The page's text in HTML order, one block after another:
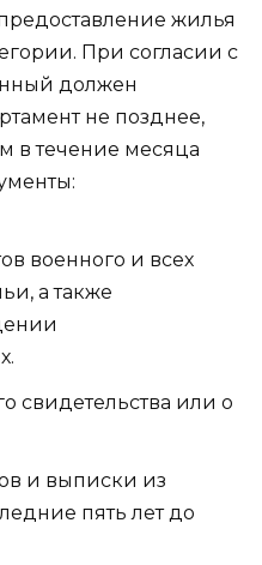
жилья
При согласии с
должен
не позднее,
в течение месяца
военного и всех
а также
свидетельства или о
и выписки из
пять лет до